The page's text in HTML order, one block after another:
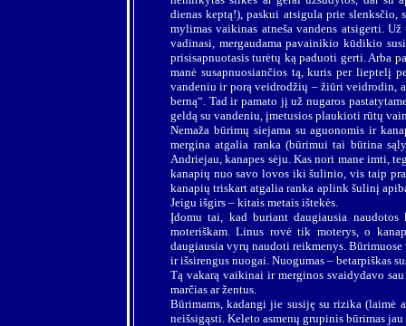
dienas keptą!), paskui atsigula prie slenksčio,
mylimas vaikinas atneša vandens atsigerti.
vadinasi, mergaudama pavainikio kūdikio
prisisapnuotasis turėtų ką paduoti gerti. Arba
manė susapnuosiančios tą, kuris per lieptelį
vandeniu ir porą veidrodžių – žiūri veidrodin,
berną“. Tad ir pamato jį už nugaros
geldą su vandeniu, įmetusios plaukioti rūtų
Nemaža būrimų siejama su aguonomis ir
mergina atgalia ranka (būrimui tai būtina
Andriejau, kanapes sėju. Kas nori mane imti,
kanapių nuo savo lovos iki šulinio, vis taip
kanapių triskart atgalia ranka aplink šulinį
Jeigu išgirs – kitais metais ištekės.
Įdomu tai, kad buriant daugiausia
moteriškam. Linus rovė tik moterys, o
daugiausia vyrų naudoti reikmenys.
ir išsirengus nuogai. Nuogumas – betarpiškas
Tą vakarą vaikinai ir merginos svaidydavo
marčias ar žentus.
Būrimams, kadangi jie susiję su rizika (laimė
neišsigąsti. Keleto asmenų grupinis būrimas